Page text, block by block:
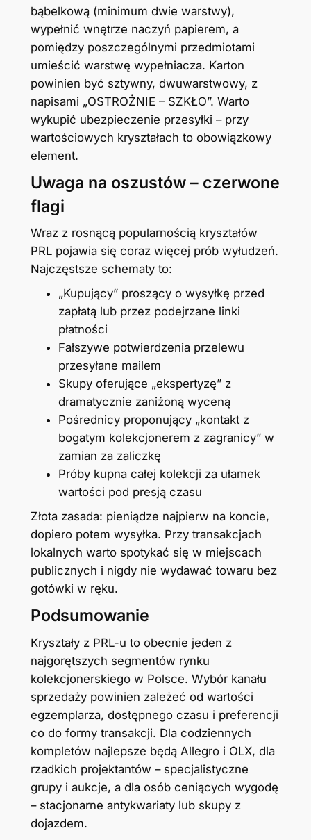
bąbelkową (minimum dwie warstwy),
wypełnić wnętrze naczyń papierem, a
pomiędzy poszczególnymi przedmiotami
umieścić warstwę wypełniacza. Karton
powinien być sztywny, dwuwarstwowy, z
napisami „OSTROŻNIE – SZKŁO”. Warto
wykupić ubezpieczenie przesyłki – przy
wartościowych kryształach to obowiązkowy
element.
Uwaga na oszustów – czerwone
flagi
Wraz z rosnącą popularnością kryształów
PRL pojawia się coraz więcej prób wyłudzeń.
Najczęstsze schematy to:
„Kupujący” proszący o wysyłkę przed
zapłatą lub przez podejrzane linki
płatności
Fałszywe potwierdzenia przelewu
przesyłane mailem
Skupy oferujące „ekspertyzę” z
dramatycznie zaniżoną wyceną
Pośrednicy proponujący „kontakt z
bogatym kolekcjonerem z zagranicy” w
zamian za zaliczkę
Próby kupna całej kolekcji za ułamek
wartości pod presją czasu
Złota zasada: pieniądze najpierw na koncie,
dopiero potem wysyłka. Przy transakcjach
lokalnych warto spotykać się w miejscach
publicznych i nigdy nie wydawać towaru bez
gotówki w ręku.
Podsumowanie
Kryształy z PRL-u to obecnie jeden z
najgorętszych segmentów rynku
kolekcjonerskiego w Polsce. Wybór kanału
sprzedaży powinien zależeć od wartości
egzemplarza, dostępnego czasu i preferencji
co do formy transakcji. Dla codziennych
kompletów najlepsze będą Allegro i OLX, dla
rzadkich projektantów – specjalistyczne
grupy i aukcje, a dla osób ceniących wygodę
– stacjonarne antykwariaty lub skupy z
dojazdem.